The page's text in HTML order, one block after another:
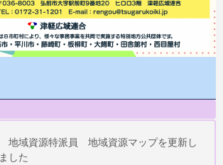
地域資源特派員 地域資源マップを更新し
ました